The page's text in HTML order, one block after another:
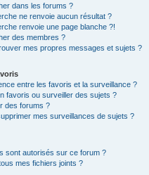
dans les forums ?
ne renvoie aucun résultat ?
renvoie une page blanche ?!
des membres ?
mes propres messages et sujets ?
entre les favoris et la surveillance ?
favoris ou surveiller des sujets ?
des forums ?
mes surveillances de sujets ?
sont autorisés sur ce forum ?
mes fichiers joints ?